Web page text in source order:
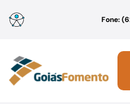
para
conteúdo
Fone: